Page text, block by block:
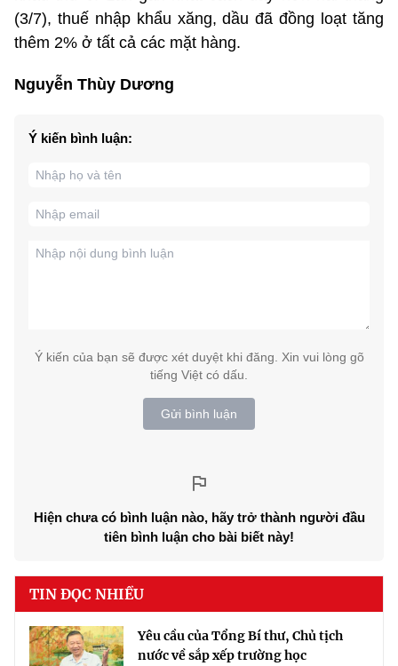
(3/7), thuế nhập khẩu xăng, dầu đã đồng loạt tăng
thêm 2% ở tất cả các mặt hàng.
Nguyễn Thùy Dương
Ý kiến bình luận:
Ý kiến của bạn sẽ được xét duyệt khi đăng. Xin vui lòng gõ
tiếng Việt có dấu.
Gửi bình luận
Hiện chưa có bình luận nào, hãy trở thành người đầu
tiên bình luận cho bài biết này!
TIN ĐỌC NHIỀU
Yêu cầu của Tổng Bí thư, Chủ tịch
nước về sắp xếp trường học